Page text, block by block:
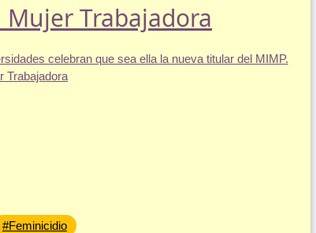
Mujer Trabajadora
#Feminicidio